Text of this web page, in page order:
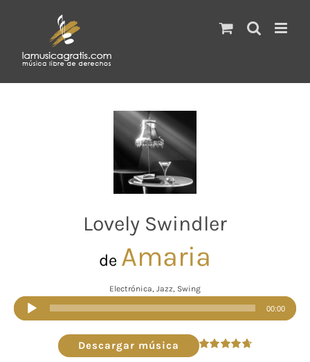
Lovely Swindler
de Amaria
Electrónica, Jazz, Swing
Reproductor
de
audio
00:00
Descargar música